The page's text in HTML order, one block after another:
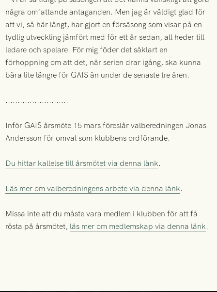
några omfattande antaganden. Men jag är väldigt glad för
att vi, så här långt, har gjort en försäsong som visar på en
tydlig utveckling jämfört med för ett år sedan, all heder till
ledare och spelare. För mig föder det såklart en
förhoppning om att det, när serien drar igång, ska kunna
bära lite längre för GAIS än under de senaste tre åren.
..........................
Inför GAIS årsmöte 15 mars föreslår valberedningen Jonas
Andersson för omval som klubbens ordförande.
Du hittar kallelse till årsmötet via denna länk.
Läs mer om valberedningens arbete via denna länk.
Missa inte att du måste vara medlem i klubben för att få
rösta på årsmötet, läs mer om medlemskap via denna länk.